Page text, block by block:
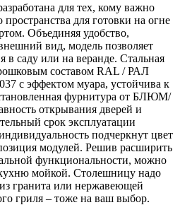
для тех, кому важно
для готовки на огне
Объединяя удобство,
вид, модель позволяет
в саду или на веранде. Стальная
составом RAL / РАЛ
с эффектом муара, устойчива к
фурнитура от БЛЮМ/
открывания дверей и
срок эксплуатации
подчеркнут цвет
модулей. Решив расширить
функциональности, можно
мойкой. Столешницу надо
гранита или нержавеющей
гриля – тоже на ваш выбор.